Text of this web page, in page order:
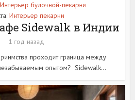
Интерьер булочной-пекарни
Интерьер пекарни
Sidewalk в Индии
1 год назад
проходит граница между
опытом? Sidewalk...